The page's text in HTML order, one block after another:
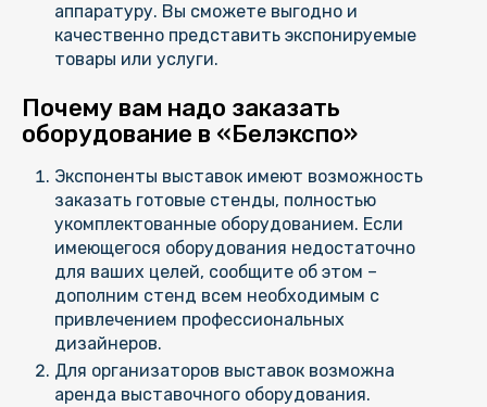
аппаратуру. Вы сможете выгодно и
качественно представить экспонируемые
товары или услуги.
Почему вам надо заказать
оборудование в «Белэкспо»
Экспоненты выставок имеют возможность
заказать готовые стенды, полностью
укомплектованные оборудованием. Если
имеющегося оборудования недостаточно
для ваших целей, сообщите об этом –
дополним стенд всем необходимым с
привлечением профессиональных
дизайнеров.
Для организаторов выставок возможна
аренда выставочного оборудования.